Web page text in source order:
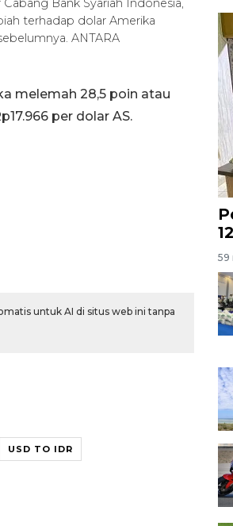
Bank Syariah Indonesia,
terhadap dolar Amerika
ANTARA
melemah 28,5 poin atau
per dolar AS.
untuk AI di situs web ini tanpa
USD TO IDR
59